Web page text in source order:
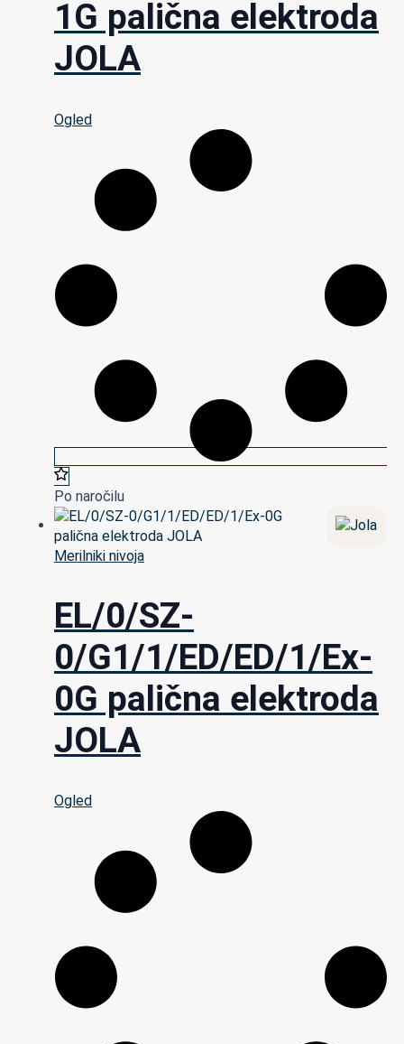
1G palična elektroda
JOLA
Ogled
Po naročilu
Merilniki nivoja
EL/0/SZ-
0/G1/1/ED/ED/1/Ex-
0G palična elektroda
JOLA
Ogled